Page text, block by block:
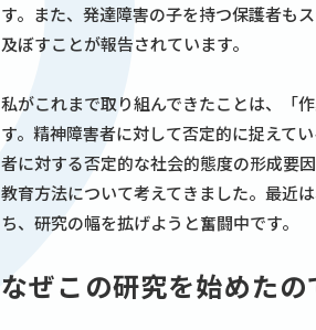
す。また、発達障害の子を持つ保護者も
及ぼすことが報告されています。
私がこれまで取り組んできたことは、「
す。精神障害者に対して否定的に捉えて
者に対する否定的な社会的態度の形成要
教育方法について考えてきました。最近
ち、研究の幅を拡げようと奮闘中です。
なぜこの研究を始めたの